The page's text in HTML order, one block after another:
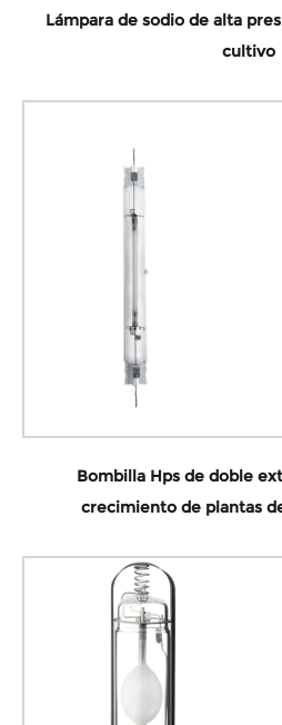
Lámpara de sodio de alta
cultivo
Bombilla Hps de doble
crecimiento de plantas